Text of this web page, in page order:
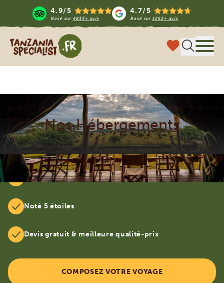
4.9/5
Basé sur 4833+ avis
4.7/5
Basé sur1252+ avis
Tanzania Specialist
Nos Hébergements
Circuits entièrement personnalisables
Noté 5 étoiles
Devis gratuit & meilleure qualité-prix
COMPOSEZ VOTRE VOYAGE